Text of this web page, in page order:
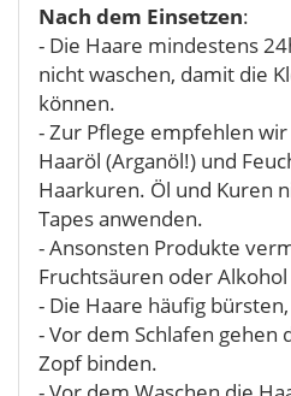
Nach dem Einsetzen:
- Die Haare mindestens
nicht waschen, damit die
können.
- Zur Pflege empfehlen
Haaröl (Arganöl!) und
Haarkuren. Öl und Kuren
Tapes anwenden.
- Ansonsten Produkte
Fruchtsäuren oder
- Die Haare häufig
- Vor dem Schlafen gehen
Zopf binden.